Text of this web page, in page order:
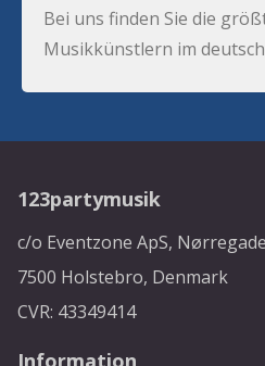
Bei uns finden Sie die
Musikkünstlern im
123partymusik
c/o Eventzone ApS,
7500 Holstebro, Denmark
CVR: 43349414
Information